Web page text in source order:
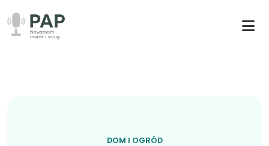
DOM I OGRÓD